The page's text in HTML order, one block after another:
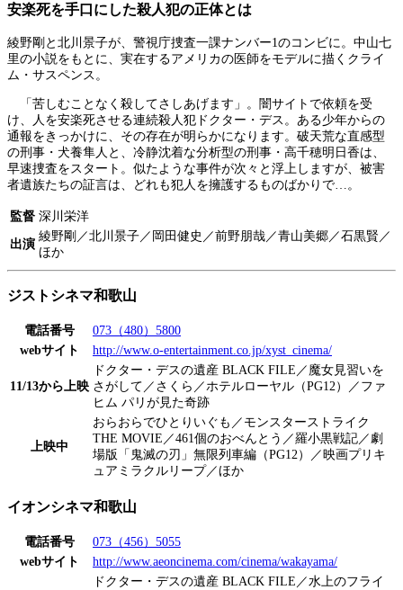
安楽死を手口にした殺人犯の正体とは
綾野剛と北川景子が、警視庁捜査一課ナンバー1のコンビに。中山七
里の小説をもとに、実在するアメリカの医師をモデルに描くクライ
ム・サスペンス。
「苦しむことなく殺してさしあげます」。闇サイトで依頼を受
け、人を安楽死させる連続殺人犯ドクター・デス。ある少年からの
通報をきっかけに、その存在が明らかになります。破天荒な直感型
の刑事・犬養隼人と、冷静沈着な分析型の刑事・高千穂明日香は、
早速捜査をスタート。似たような事件が次々と浮上しますが、被害
者遺族たちの証言は、どれも犯人を擁護するものばかりで…。
監督 深川栄洋
出演
綾野剛／北川景子／岡田健史／前野朋哉／青山美郷／石黒賢／
ほか
ジストシネマ和歌山
電話番号
073（480）5800
webサイト
http://www.o-entertainment.co.jp/xyst_cinema/
11/13から上映
ドクター・デスの遺産 BLACK FILE／魔女見習いを
さがして／さくら／ホテルローヤル（PG12）／ファ
ヒム パリが見た奇跡
上映中
おらおらでひとりいぐも／モンスターストライク
THE MOVIE／461個のおべんとう／羅小黒戦記／劇
場版「鬼滅の刃」無限列車編（PG12）／映画プリキ
ュアミラクルリープ／ほか
イオンシネマ和歌山
電話番号
073（456）5055
webサイト
http://www.aeoncinema.com/cinema/wakayama/
ドクター・デスの遺産 BLACK FILE／水上のフライ